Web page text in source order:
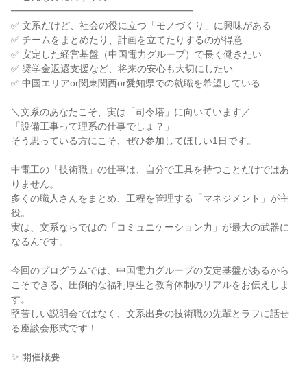
━━━━━━━━━━━━━━━━━━━
✅ 文系だけど、社会の役に立つ「モノづくり」に興味がある
✅ チームをまとめたり、計画を立てたりするのが得意
✅ 安定した経営基盤（中国電力グループ）で長く働きたい
✅ 奨学金返還支援など、将来の安心も大切にしたい
✅ 中国エリアor関東関西or愛知県での就職を希望している
＼文系のあなたこそ、実は「司令塔」に向いています／
「設備工事って理系の仕事でしょ？」
そう思っている方にこそ、ぜひ参加してほしい1日です。
中電工の「技術職」の仕事は、自分で工具を持つことだけではあ
りません。
多くの職人さんをまとめ、工程を管理する「マネジメント」が主
役。
実は、文系ならではの「コミュニケーション力」が最大の武器に
なるんです。
今回のプログラムでは、中国電力グループの安定基盤があるから
こそできる、圧倒的な福利厚生と教育体制のリアルをお伝えしま
す。
堅苦しい説明会ではなく、文系出身の技術職の先輩とラフに話せ
る座談会形式です！
✨ 開催概要